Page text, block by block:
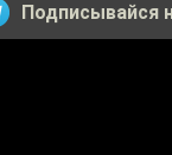
Подписывайся